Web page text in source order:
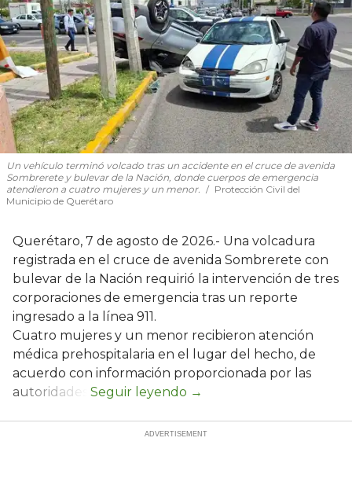
Un vehículo terminó volcado tras un accidente en el cruce de avenida
Sombrerete y bulevar de la Nación, donde cuerpos de emergencia
atendieron a cuatro mujeres y un menor.
Protección Civil del
Municipio de Querétaro
Querétaro, 7 de agosto de 2026.- Una volcadura
registrada en el cruce de avenida Sombrerete con
bulevar de la Nación requirió la intervención de tres
corporaciones de emergencia tras un reporte
ingresado a la línea 911.
Cuatro mujeres y un menor recibieron atención
médica prehospitalaria en el lugar del hecho, de
acuerdo con información proporcionada por las
autoridades.